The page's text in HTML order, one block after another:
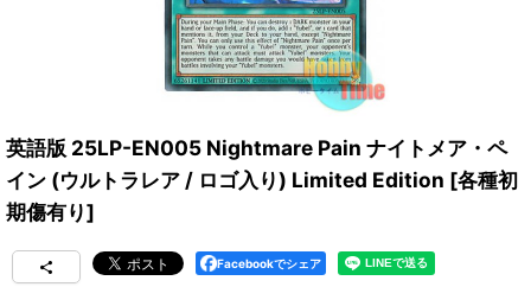
英語版 25LP-EN005 Nightmare Pain ナイトメア・ペ
イン (ウルトラレア / ロゴ入り) Limited Edition [各種初
期傷有り]
Facebookでシェア